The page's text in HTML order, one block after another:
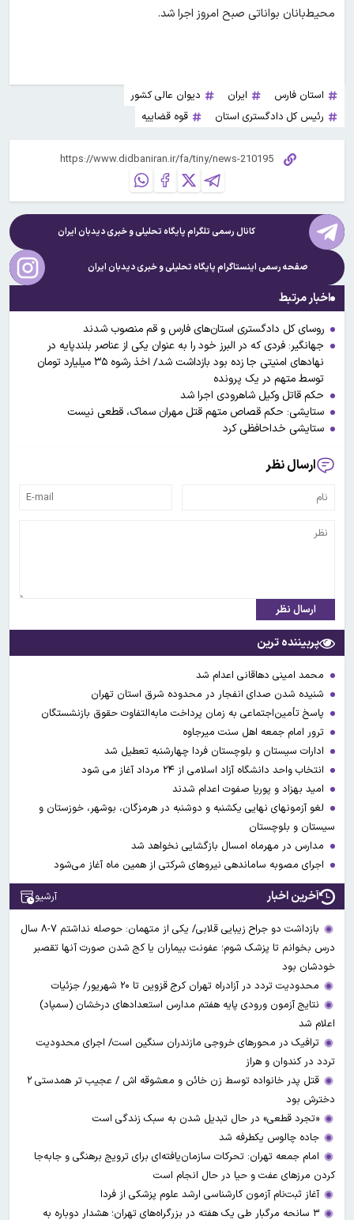
محیط‌بانان بواناتی صبح امروز اجرا شد.
استان فارس ایران
دیوان عالی کشور
رئیس کل دادگستری استان
قوه قضاییه
کانال رسمی تلگرام پایگاه تحلیلی و خبریدیدبان ایران
صفحه رسمی اینستاگرام پایگاه تحلیلی و خبریدیدبان ایران
اخبار مرتبط
روسای کل دادگستری استان‌های فارس و قم منصوب شدند
جهانگیر: فردی که در البرز خود را به عنوان یکی از عناصر بلندپایه در
نهادهای امنیتی جا زده بود بازداشت شد/ اخذ رشوه ۳۵ میلیارد تومان
توسط متهم در یک پرونده
حکم قاتل وکیل شاهرودی اجرا شد
ستایشی: حکم قصاص متهم قتل مهران سماک، قطعی نیست
ستایشی خداحافظی کرد
ارسال نظر
ارسال نظر
پربیننده ترین
محمد امینی دهاقانی اعدام شد
شنیده شدن صدای انفجار در محدوده شرق استان تهران
پاسخ تأمین‌اجتماعی به زمان پرداخت مابه‌التفاوت حقوق بازنشستگان
ترور امام جمعه اهل سنت میرجاوه
ادارات سیستان و بلوچستان فردا چهارشنبه تعطیل شد
انتخاب واحد دانشگاه آزاد اسلامی از ۲۴ مرداد آغاز می شود
امید بهزاد و پوریا صفوت اعدام شدند
لغو آزمونهای نهایی یکشنبه و دوشنبه در هرمزگان، بوشهر، خوزستان و
سیستان و بلوچستان
مدارس در مهرماه امسال بازگشایی نخواهد شد
اجرای مصوبه ساماندهی نیرو‌های شرکتی از همین ماه آغاز می‌شود
آخرین اخبار آرشیو
بازداشت دو جراح زیبایی قلابی/ یکی از متهمان: حوصله نداشتم ۷-۸ سال
درس بخوانم تا پزشک شوم؛ عفونت بیماران یا کج شدن صورت آنها تقصبر
خودشان بود
محدودیت تردد در آزادراه تهران کرج قزوین تا ۲۰ شهریور/ جزئیات
نتایج آزمون ورودی پایه هفتم مدارس استعدادهای درخشان (سمپاد)
اعلام شد
ترافیک در محورهای خروجی مازندران سنگین است/ اجرای محدودیت
تردد در کندوان و هراز
قتل پدر خانواده توسط زن خائن و معشوقه اش / عجیب تر همدستی ۲
دخترش بود
«تجرد قطعی» در حال تبدیل شدن به سبک زندگی است
جاده چالوس یکطرفه شد
امام جمعه تهران: تحرکات سازمان‌یافته‌ای برای ترویج برهنگی و جابه‌جا
کردن مرزهای عفت و حیا در حال انجام است
آغاز ثبت‌نام‌ آزمون کارشناسی ارشد علوم پزشکی از فردا
۳ سانحه مرگبار طی یک هفته در بزرگراه‌های تهران؛ هشدار دوباره به